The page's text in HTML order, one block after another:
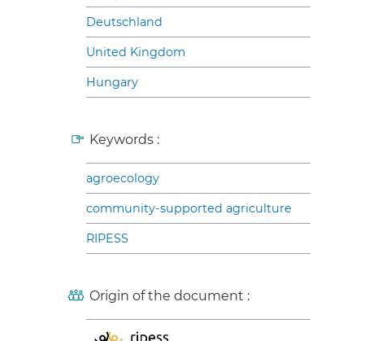
Deutschland
United Kingdom
Hungary
Keywords :
agroecology
community-supported agriculture
RIPESS
Origin of the document :